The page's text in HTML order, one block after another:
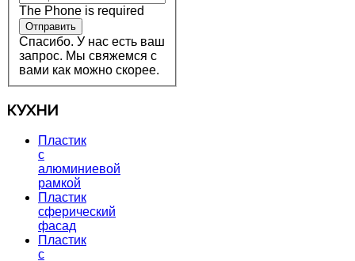
The Phone is required
Спасибо. У нас есть ваш
запрос. Мы свяжемся с
вами как можно скорее.
КУХНИ
Пластик
с
алюминиевой
рамкой
Пластик
сферический
фасад
Пластик
с